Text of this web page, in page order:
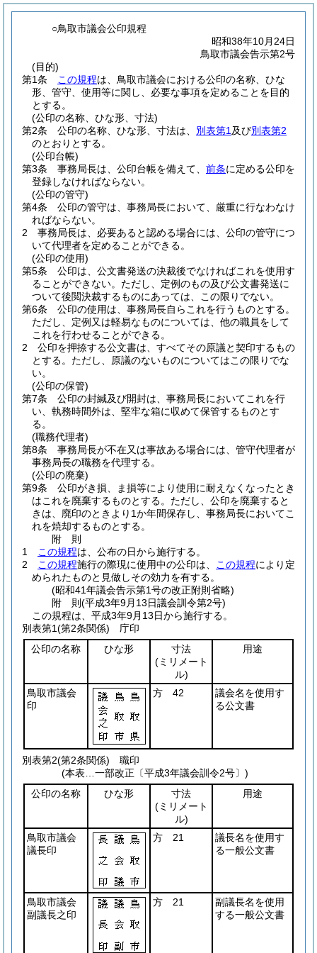
○鳥取市議会公印規程
昭和38年10月24日
鳥取市議会告示第2号
(目的)
第1条
この規程は、鳥取市議会における公印の名称、ひな
形、管守、使用等に関し、必要な事項を定めることを目的
とする。
(公印の名称、ひな形、寸法)
第2条
公印の名称、ひな形、寸法は、 別表第1 及び別表第2
のとおりとする。
(公印台帳)
第3条
事務局長は、公印台帳を備えて、 前条に定める公印を
登録しなければならない。
(公印の管守)
第4条
公印の管守は、事務局長において、厳重に行なわなけ
ればならない。
2
事務局長は、必要あると認める場合には、公印の管守につ
いて代理者を定めることができる。
(公印の使用)
第5条
公印は、公文書発送の決裁後でなければこれを使用す
ることができない。 ただし、定例のもの及び公文書発送に
ついて後閲決裁するものにあっては、この限りでない。
第6条
公印の使用は、事務局長自らこれを行うものとする。
ただし、定例又は軽易なものについては、他の職員をして
これを行わせることができる。
2
公印を押捺する公文書は、すべてその原議と契印するもの
とする。 ただし、原議のないものについてはこの限りでな
い。
(公印の保管)
第7条
公印の封緘及び開封は、事務局長においてこれを行
い、執務時間外は、堅牢な箱に収めて保管するものとす
る。
(職務代理者)
第8条
事務局長が不在又は事故ある場合には、管守代理者が
事務局長の職務を代理する。
(公印の廃棄)
第9条
公印がき損、ま損等により使用に耐えなくなったとき
はこれを廃棄するものとする。 ただし、公印を廃棄すると
きは、廃印のときより1か年間保存し、事務局長においてこ
れを焼却するものとする。
附 則
1
この規程は、公布の日から施行する。
2
この規程施行の際現に使用中の公印は、 この規程により定
められたものと見做しその効力を有する。
(昭和41年議会告示第1号の改正附則省略)
附 則(平成3年9月13日議会訓令第2号)
この規程は、平成3年9月13日から施行する。
別表第1(第2条関係) 庁印
公印の名称
ひな形
寸法
(ミリメート
ル)
用途
鳥取市議会
印
方 42
議会名を使用す
る公文書
別表第2(第2条関係) 職印
(本表…一部改正〔平成3年議会訓令2号〕)
公印の名称
ひな形
寸法
(ミリメート
ル)
用途
鳥取市議会
議長印
方 21
議長名を使用す
る一般公文書
鳥取市議会
副議長之印
方 21
副議長名を使用
する一般公文書